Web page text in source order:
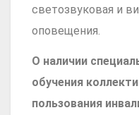
светозвуковая и
оповещения.
О наличии
обучения
пользования